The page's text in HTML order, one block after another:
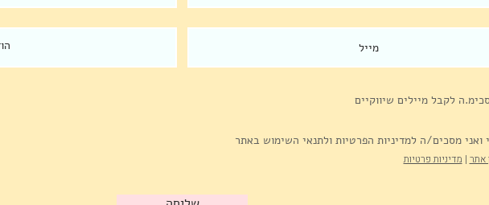
לקבל מיילים שיווקיים
ואני מסכים/ה למדיניות הפרטיות ולתנאי השימוש באתר
אתר | מדיניות פרטיות